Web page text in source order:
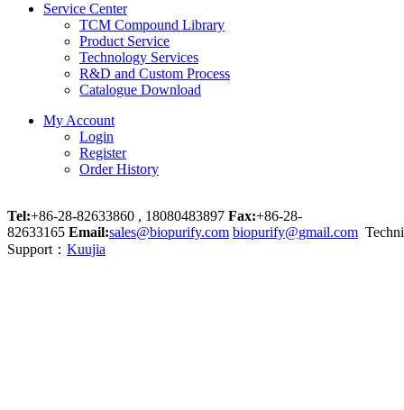
Service Center
TCM Compound Library
Product Service
Technology Services
R&D and Custom Process
Catalogue Download
My Account
Login
Register
Order History
Tel:+86-28-82633860 , 18080483897 Fax:+86-28-
82633165 Email:sales@biopurify.com biopurify@gmail.com
Support： Kuujia